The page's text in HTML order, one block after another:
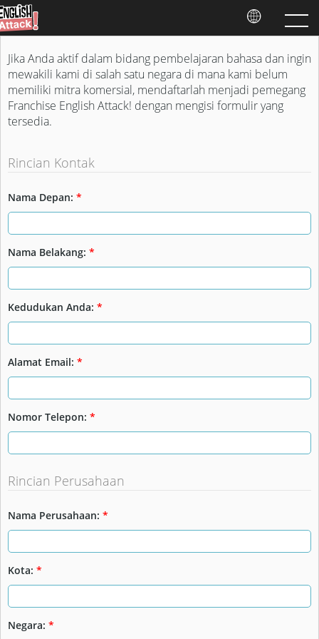
Jika Anda aktif dalam bidang pembelajaran bahasa dan ingin
mewakili kami di salah satu negara di mana kami belum
memiliki mitra komersial, mendaftarlah menjadi pemegang
Franchise English Attack! dengan mengisi formulir yang
tersedia.
Rincian Kontak
Nama Depan: *
Nama Belakang: *
Kedudukan Anda: *
Alamat Email: *
Nomor Telepon: *
Rincian Perusahaan
Nama Perusahaan: *
Kota: *
Negara: *